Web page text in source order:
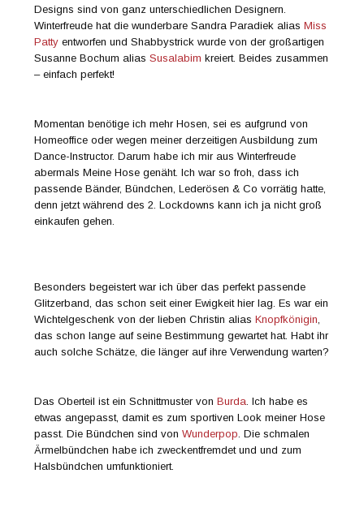
Designs sind von ganz unterschiedlichen Designern.
Winterfreude hat die wunderbare Sandra Paradiek aliasMiss
Patty entworfen und Shabbystrick wurde von der großartigen
Susanne Bochum aliasSusalabim kreiert. Beides zusammen
– einfach perfekt!
Momentan benötige ich mehr Hosen, sei es aufgrund von
Homeoffice oder wegen meiner derzeitigen Ausbildung zum
Dance-Instructor. Darum habe ich mir aus Winterfreude
abermals Meine Hose genäht. Ich war so froh, dass ich
passende Bänder, Bündchen, Lederösen & Co vorrätig hatte,
denn jetzt während des 2. Lockdowns kann ich ja nicht groß
einkaufen gehen.
Besonders begeistert war ich über das perfekt passende
Glitzerband, das schon seit einer Ewigkeit hier lag. Es war ein
Wichtelgeschenk von der lieben Christin aliasKnopfkönigin
das schon lange auf seine Bestimmung gewartet hat. Habt ihr
auch solche Schätze, die länger auf ihre Verwendung warten?
Das Oberteil ist ein Schnittmuster vonBurda . Ich habe es
etwas angepasst, damit es zum sportiven Look meiner Hose
passt. Die Bündchen sind vonWunderpop . Die schmalen
Ärmelbündchen habe ich zweckentfremdet und und zum
Halsbündchen umfunktioniert.